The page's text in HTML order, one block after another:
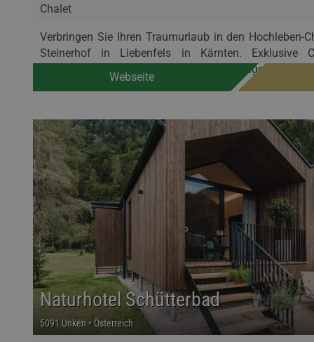
Chalet
Verbringen Sie Ihren Traumurlaub in den Hochleben-
Steinerhof in Liebenfels in Kärnten. Exklusive
authentischen Bauernhoferlebnisse und ungestörter
Webseite
Naturhotel Schütterbad
5091 Unken • Österreich